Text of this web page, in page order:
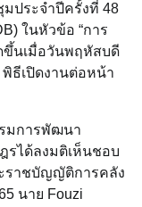
ประจำปีครั้งที่ 48
ในหัวข้อ “การ
ขึ้นเมื่อวันพฤหัสบดี
ธีเปิดงานต่อหน้า
มการพัฒนา
รได้ลงมติเห็นชอบ
ราชบัญญัติการคลัง
นาย Fouzi